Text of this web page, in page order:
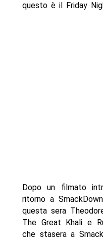
questo è il Friday
Dopo un filmato
ritorno a
questa sera
The Great Khali e
che stasera a